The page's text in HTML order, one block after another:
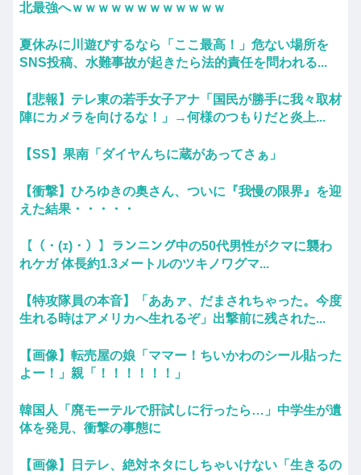
北最強へｗｗｗｗｗｗｗｗｗｗｗｗ
夏休みに川遊びするなら「ここ最高！」危ない場所を
SNS投稿、水難事故が起きたら法的責任を問われる...
【悲報】テレ東の若手女子アナ「国民が勝手に我々取材
陣にカメラを向けるな！」→何様のつもりだと炎上...
【SS】果南「ダイヤんちに蔵があってさぁ」
【衝撃】ひろゆきの奥さん、ついに『我慢の限界』を迎
えた結果・・・・・
【（・(ｪ)・）】ランニング中の50代男性がクマに襲わ
れケガ 体長約1.3メートルのツキノワグマ...
【特攻隊員の本音】「ああァ、だまされちゃった。今度
生れる時はアメリカへ生れるぞ」出撃前に残された...
【画像】転売屋の娘「ママー！ちいかわのシール貼った
よー！」親「！！！！！！」
韓国人「廃モーテルで肝試しに行ったら…」中学生が遺
体を発見、衝撃の事態に
【画像】日テレ、絶対ネタにしちゃいけない「生きるの